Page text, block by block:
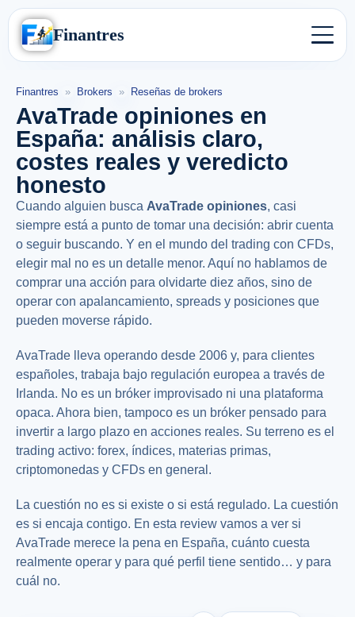
Finantres
Finantres » Brokers » Reseñas de brokers
AvaTrade opiniones en
España: análisis claro,
costes reales y veredicto
honesto
Cuando alguien busca AvaTrade opiniones, casi
siempre está a punto de tomar una decisión: abrir cuenta
o seguir buscando. Y en el mundo del trading con CFDs,
elegir mal no es un detalle menor. Aquí no hablamos de
comprar una acción para olvidarte diez años, sino de
operar con apalancamiento, spreads y posiciones que
pueden moverse rápido.
AvaTrade lleva operando desde 2006 y, para clientes
españoles, trabaja bajo regulación europea a través de
Irlanda. No es un bróker improvisado ni una plataforma
opaca. Ahora bien, tampoco es un bróker pensado para
invertir a largo plazo en acciones reales. Su terreno es el
trading activo: forex, índices, materias primas,
criptomonedas y CFDs en general.
La cuestión no es si existe o si está regulado. La cuestión
es si encaja contigo. En esta review vamos a ver si
AvaTrade merece la pena en España, cuánto cuesta
realmente operar y para qué perfil tiene sentido… y para
cuál no.